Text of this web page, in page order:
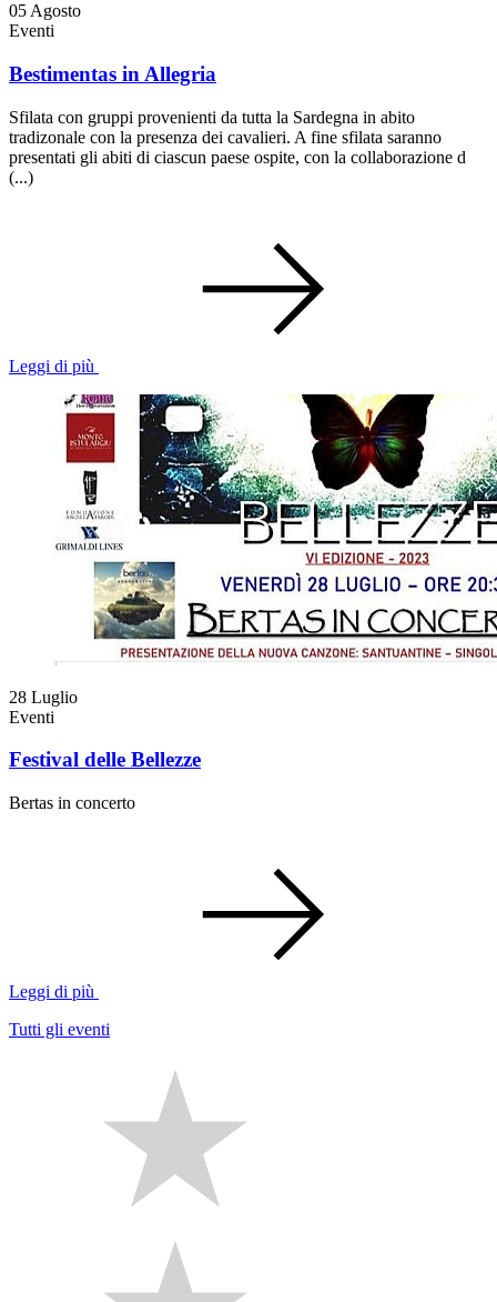
05 Agosto
Eventi
Bestimentas in Allegria
Sfilata con gruppi provenienti da tutta la Sardegna in abito
tradizonale con la presenza dei cavalieri. A fine sfilata saranno
presentati gli abiti di ciascun paese ospite, con la collaborazione d
(...)
Leggi di più
28 Luglio
Eventi
Festival delle Bellezze
Bertas in concerto
Leggi di più
Tutti gli eventi